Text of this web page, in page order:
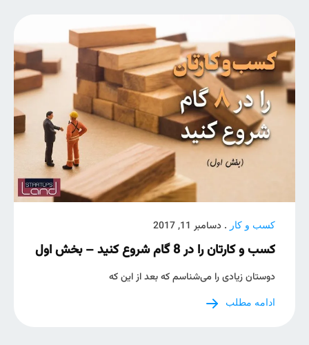
کسب و کار . دسامبر 11, 2017
کسب و کارتان را در 8 گام شروع کنید – بخش اول
دوستان زیادی را می‌شناسم که بعد از این که
ادامه مطلب